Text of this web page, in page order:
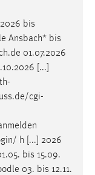
bis
Ansbach* bis
01.07.2026
[...]
cgi-
h [...] 2026
bis 15.09.
03. bis 12.11.